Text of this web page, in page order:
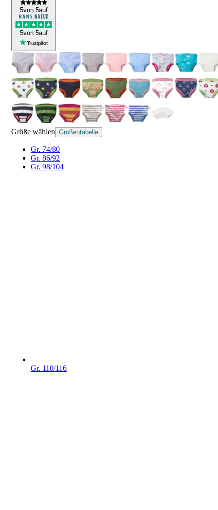
5von 5auf
5von 5auf
Größe wählen Größentabelle
Gr. 74/80
Gr. 86/92
Gr. 98/104
Gr. 110/116